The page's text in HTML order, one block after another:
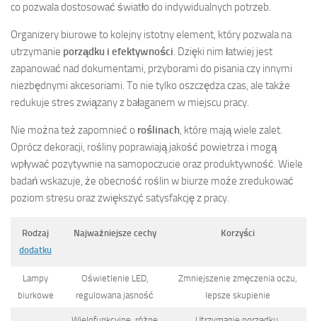
co pozwala dostosować światło do indywidualnych potrzeb.
Organizery biurowe to kolejny istotny element, który pozwala na
utrzymanie porządku i efektywności. Dzięki nim łatwiej jest
zapanować nad dokumentami, przyborami do pisania czy innymi
niezbędnymi akcesoriami. To nie tylko oszczędza czas, ale także
redukuje stres związany z bałaganem w miejscu pracy.
Nie można też zapomnieć o roślinach, które mają wiele zalet.
Oprócz dekoracji, rośliny poprawiają jakość powietrza i mogą
wpływać pozytywnie na samopoczucie oraz produktywność. Wiele
badań wskazuje, że obecność roślin w biurze może zredukować
poziom stresu oraz zwiększyć satysfakcję z pracy.
Rodzaj
dodatku
Najważniejsze cechy Korzyści
Lampy
biurkowe
Oświetlenie LED,
regulowana jasność
Zmniejszenie zmęczenia oczu,
lepsze skupienie